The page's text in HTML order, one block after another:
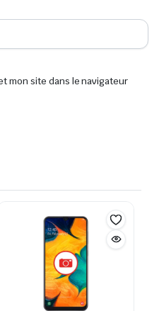
mon site dans le navigateur